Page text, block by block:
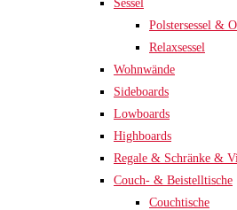
Sessel
Polstersessel &
Relaxsessel
Wohnwände
Sideboards
Lowboards
Highboards
Regale & Schränke &
Couch- & Beistelltische
Couchtische